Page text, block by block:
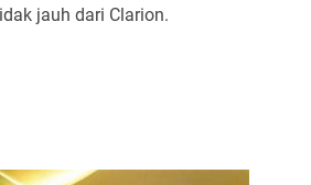
jauh dari Clarion.